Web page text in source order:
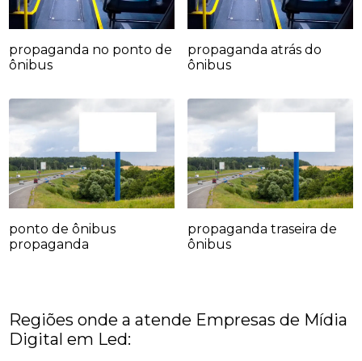
propaganda no ponto de
ônibus
propaganda atrás do
ônibus
ponto de ônibus
propaganda
propaganda traseira de
ônibus
Regiões onde a atende Empresas de Mídia
Digital em Led: